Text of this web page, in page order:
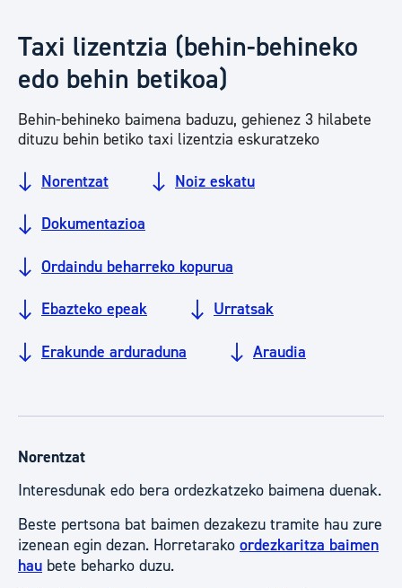
Taxi lizentzia (behin-behineko
edo behin betikoa)
Behin-behineko baimena baduzu, gehienez 3 hilabete
dituzu behin betiko taxi lizentzia eskuratzeko
Norentzat Noiz eskatu
Dokumentazioa
Ordaindu beharreko kopurua
Ebazteko epeak Urratsak
Erakunde arduraduna Araudia
Norentzat
Interesdunak edo bera ordezkatzeko baimena duenak.
Beste pertsona bat baimen dezakezu tramite hau zure
izenean egin dezan. Horretarako ordezkaritza baimen
hau bete beharko duzu.